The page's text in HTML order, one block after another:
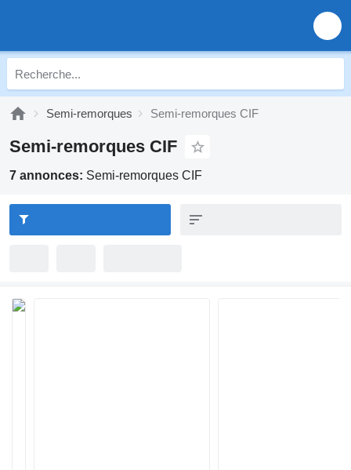
Semi-remorques Semi-remorques CIF
Semi-remorques CIF
7 annonces: Semi-remorques CIF